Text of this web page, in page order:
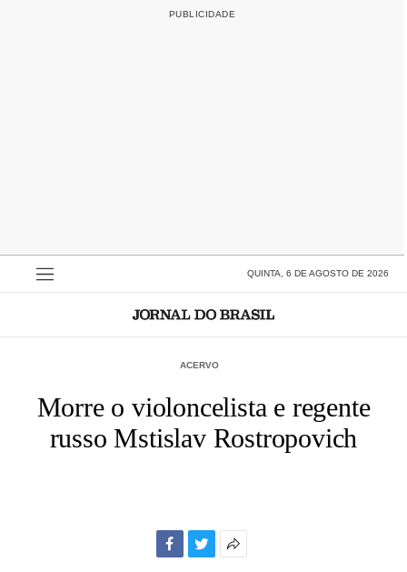
QUINTA, 6 DE AGOSTO DE 2026
ACERVO
Morre o violoncelista e regente
russo Mstislav Rostropovich